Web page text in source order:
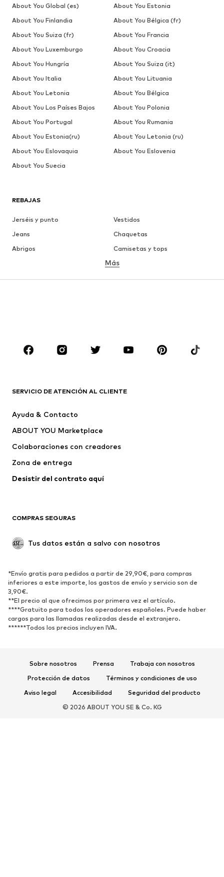
REBAJAS
Jerséis y punto
Vestidos
Jeans
Chaquetas
Abrigos
Camisetas y tops
Ropa interior
Faldas
Blusas y camisas
Zapatos
Deporte
Vestidos
Camisetas y tops
Chaquetas
Jerséis y punto
Ropa interior
Abrigos
Tallas grandes
Reciclado
ZAPATOS
Nuevo
Zapatillas de deporte
Botines
Zapatos de tacón y plataforma Botas
Zapatillas de casa
Exclusivo
Más
SERVICIO DE ATENCIÓN AL CLIENTE
Ayuda & Contacto
ABOUT YOU Marketplace
Colaboraciones con creadores
Zona de entrega
Desistir del contrato aquí
COMPRAS SEGURAS
Tus datos están a salvo con nosotros
*Envío gratis para pedidos a partir de 29,90€, para compras
inferiores a este importe, los gastos de envío y servicio son de
3,90€.
**El precio al que ofrecimos por primera vez el artículo.
****Gratuito para todos los operadores españoles. Puede haber
cargos para las llamadas realizadas desde el extranjero.
******Todos los precios incluyen IVA.
Sobre nosotros Prensa
Trabaja con nosotros
Protección de datos
Términos y condiciones de uso
Aviso legal
Accesibilidad
Seguridad del producto
© 2026 ABOUT YOU SE & Co. KG
About You Global (es)
About You Estonia
About You Finlandia
About You Bélgica (fr)
About You Suiza (fr)
About You Francia
About You Luxemburgo
About You Croacia
About You Hungría
About You Suiza (it)
About You Italia
About You Lituania
About You Letonia
About You Bélgica
About You Los Países Bajos
About You Polonia
About You Portugal
About You Rumania
About You Estonia(ru)
About You Letonia (ru)
About You Eslovaquia
About You Eslovenia
About You Suecia